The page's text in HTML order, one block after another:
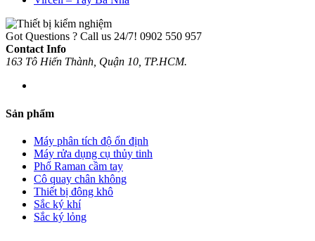
Got Questions ? Call us 24/7! 0902 550 957
Contact Info
163 Tô Hiến Thành, Quận 10, TP.HCM.
Sản phẩm
Máy phân tích độ ổn định
Máy rửa dụng cụ thủy tinh
Phổ Raman cầm tay
Cô quay chân không
Thiết bị đông khô
Sắc ký khí
Sắc ký lỏng